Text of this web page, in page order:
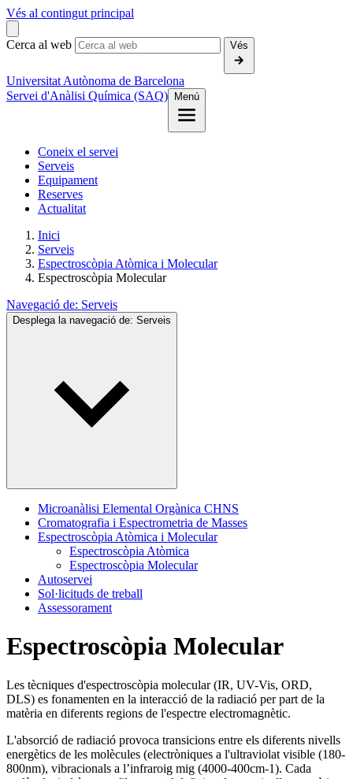
Vés al contingut principal
Cerca al web Vés
Universitat Autònoma de Barcelona
Servei d'Anàlisi Química (SAQ)
Menú
Coneix el servei
Serveis
Equipament
Reserves
Actualitat
Inici
Serveis
Espectroscòpia Atòmica i Molecular
Espectroscòpia Molecular
Navegació de: Serveis
Desplega la navegació de: Serveis
Microanàlisi Elemental Orgànica CHNS
Cromatografia i Espectrometria de Masses
Espectroscòpia Atòmica i Molecular
Espectroscòpia Atòmica
Espectroscòpia Molecular
Autoservei
Sol·licituds de treball
Assessorament
Espectroscòpia Molecular
Les tècniques d'espectroscòpia molecular (IR, UV-Vis, ORD,
DLS) es fonamenten en la interacció de la radiació per part de la
matèria en diferents regions de l'espectre electromagnètic.
L'absorció de radiació provoca transicions entre els diferents nivells
energètics de les molècules (electròniques a l'ultraviolat visible (180-
800nm), vibracionals a l’infraroig mig (4000-400cm-1). Cada